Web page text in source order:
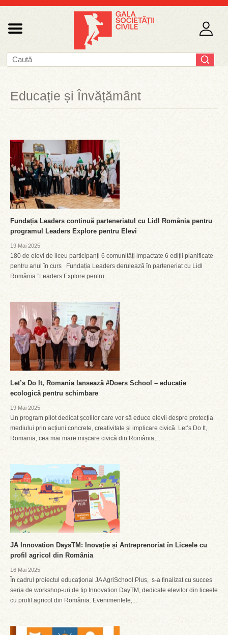
Educație și Învățământ
Fundația Leaders continuă parteneriatul cu Lidl România pentru
programul Leaders Explore pentru Elevi
19 Mai 2025
180 de elevi de liceu participanți 6 comunități impactate 6 ediții planificate
pentru anul în curs Fundația Leaders derulează în parteneriat cu Lidl
România ”Leaders Explore pentru...
Let’s Do It, Romania lansează #Doers School – educație
ecologică pentru schimbare
19 Mai 2025
Un program pilot dedicat școlilor care vor să educe elevii despre protecția
mediului prin acțiuni concrete, creativitate și implicare civică. Let’s Do It,
Romania, cea mai mare mișcare civică din România,...
JA Innovation DaysTM: Inovație și Antreprenoriat în Liceele cu
profil agricol din România
16 Mai 2025
În cadrul proiectul educațional JA AgriSchool Plus, s-a finalizat cu succes
seria de workshop-uri de tip Innovation DayTM, dedicate elevilor din liceele
cu profil agricol din România. Evenimentele,...